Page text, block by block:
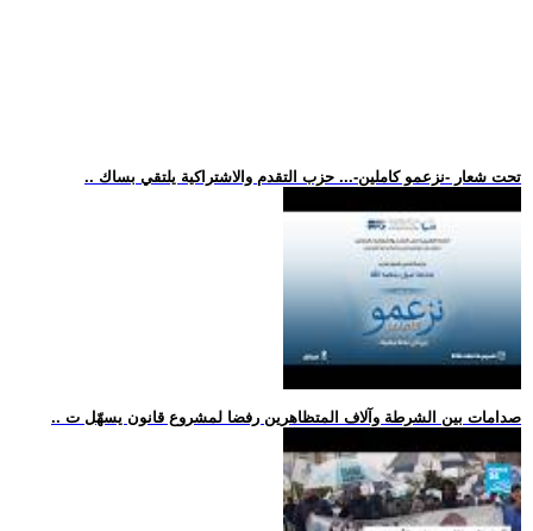
.. تحت شعار -نزعمو كاملين-... حزب التقدم والاشتراكية يلتقي بساك
.. صدامات بين الشرطة وآلاف المتظاهرين رفضا لمشروع قانون يسهّل ت